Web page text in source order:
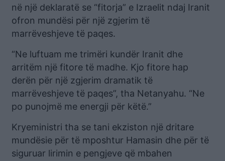
në një deklaratë se “fitorja” e Izraelit ndaj Iranit
ofron mundësi për një zgjerim të
marrëveshjeve të paqes.
“Ne luftuam me trimëri kundër Iranit dhe
arritëm një fitore të madhe. Kjo fitore hap
derën për një zgjerim dramatik të
marrëveshjeve të paqes”, tha Netanyahu. “Ne
po punojmë me energji për këtë.”
Kryeministri tha se tani ekziston një dritare
mundësie për të mposhtur Hamasin dhe për të
siguruar lirimin e pengjeve që mbahen